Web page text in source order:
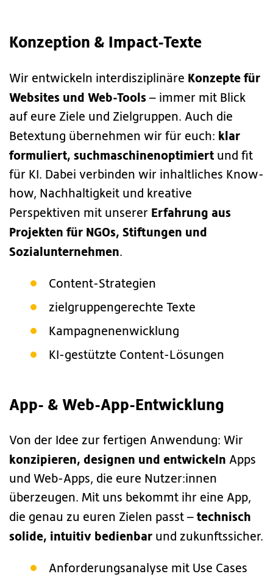
Konzeption & Impact-Texte
Wir entwickeln interdisziplinäre Konzepte für
Websites und Web-Tools – immer mit Blick
auf eure Ziele und Zielgruppen. Auch die
Betextung übernehmen wir für euch: klar
formuliert, suchmaschinenoptimiert und fit
für KI. Dabei verbinden wir inhaltliches Know-
how, Nachhaltigkeit und kreative
Perspektiven mit unserer Erfahrung aus
Projekten für NGOs, Stiftungen und
Sozialunternehmen.
Content-Strategien
zielgruppengerechte Texte
Kampagnenenwicklung
KI-gestützte Content-Lösungen
App- & Web-App-Entwicklung
Von der Idee zur fertigen Anwendung: Wir
konzipieren, designen und entwickeln Apps
und Web-Apps, die eure Nutzer:innen
überzeugen. Mit uns bekommt ihr eine App,
die genau zu euren Zielen passt – technisch
solide, intuitiv bedienbar und zukunftssicher.
Anforderungsanalyse mit Use Cases